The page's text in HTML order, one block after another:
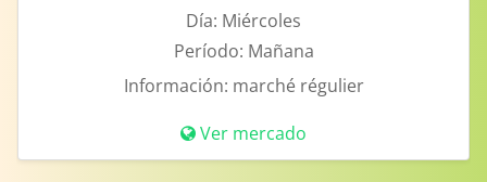
Día: Miércoles
Período: Mañana
Información: marché régulier
Ver mercado